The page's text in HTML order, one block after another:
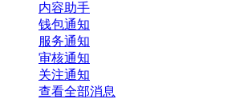
内容助手
钱包通知
服务通知
审核通知
关注通知
查看全部消息